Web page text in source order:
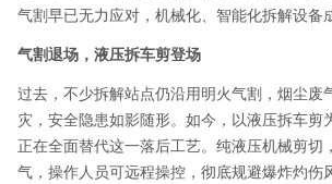
气割早已无力应对，机械化、智能化拆解设备
气割退场，液压拆车剪登场
过去，不少拆解站点仍沿用明火气割，烟尘废
灾，安全隐患如影随形。如今，以液压拆车剪
正在全面替代这一落后工艺。纯液压机械剪切
气，操作人员可远程操控，彻底规避爆炸灼伤